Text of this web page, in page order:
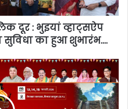
दूर : भुइयां व्हाट्सऐप
का हुआ शुभारंभ….